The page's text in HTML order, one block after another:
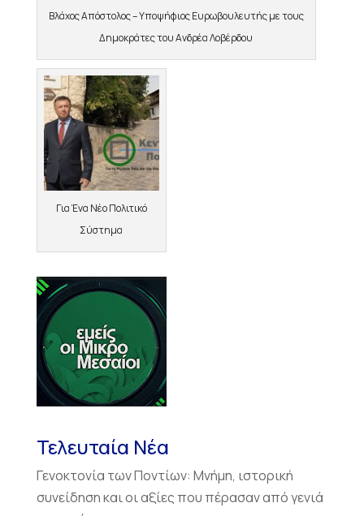
Βλάχος Απόστολος – Υποψήφιος Ευρωβουλευτής με τους
Δημοκράτες του Ανδρέα Λοβέρδου
Για Ένα Νέο Πολιτικό
Σύστημα
Τελευταία Νέα
Γενοκτονία των Ποντίων: Μνήμη, ιστορική
συνείδηση και οι αξίες που πέρασαν από γενιά